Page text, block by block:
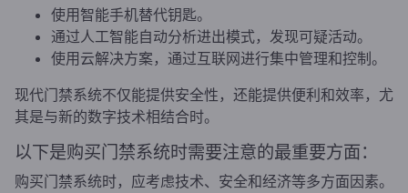
使用智能手机替代钥匙。
通过人工智能自动分析进出模式，发现可疑活动。
使用云解决方案，通过互联网进行集中管理和控制。
现代门禁系统不仅能提供安全性，还能提供便利和效率，尤
其是与新的数字技术相结合时。
以下是购买门禁系统时需要注意的最重要方面：
购买门禁系统时，应考虑技术、安全和经济等多方面因素。